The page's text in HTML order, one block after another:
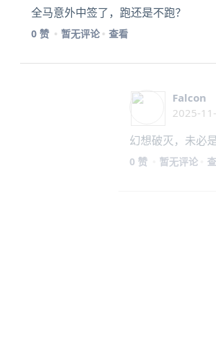
全马意外中签了，跑还是不跑？
0 赞 暂无评论 查看
幻想破灭，未必是件坏事